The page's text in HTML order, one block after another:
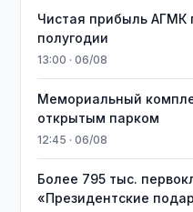
Чистая прибыль АГМК
полугодии
13:00 · 06/08
Мемориальный
открытым парком
12:45 · 06/08
Более 795 тыс.
«Президентские